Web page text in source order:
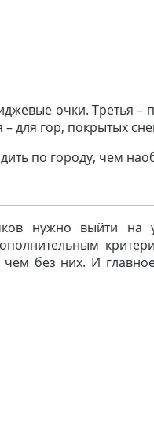
очки. Третья –
для гор, покрытых
по городу, чем
нужно выйти
без них. И